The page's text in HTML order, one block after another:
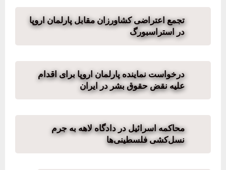
تجمع اعتراضی کشاورزان مقابل پارلمان اروپا
در استراسبورگ
درخواست نماینده پارلمان اروپا برای اقدام
علیه نقض حقوق بشر در ایران
محاکمه اسرائیل در دادگاه لاهه به جرم
نسل‌کشی فلسطینی‌ها